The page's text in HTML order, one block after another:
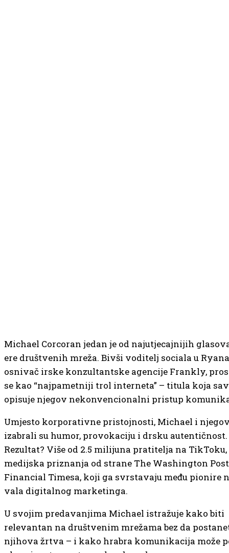
Michael Corcoran jedan je od najutjecajnijih
ere društvenih mreža. Bivši voditelj sociala u
osnivač irske konzultantske agencije Frankly,
se kao “najpametniji trol interneta” – titula koja
opisuje njegov nekonvencionalni pristup
Umjesto korporativne pristojnosti, Michael i
izabrali su humor, provokaciju i drsku autentičnost.
Rezultat? Više od 2.5 milijuna pratitelja na TikToku,
medijska priznanja od strane The Washington
Financial Timesa, koji ga svrstavaju među pionire
vala digitalnog marketinga.
U svojim predavanjima Michael istražuje kako biti
relevantan na društvenim mrežama bez da
njihova žrtva – i kako hrabra komunikacija može